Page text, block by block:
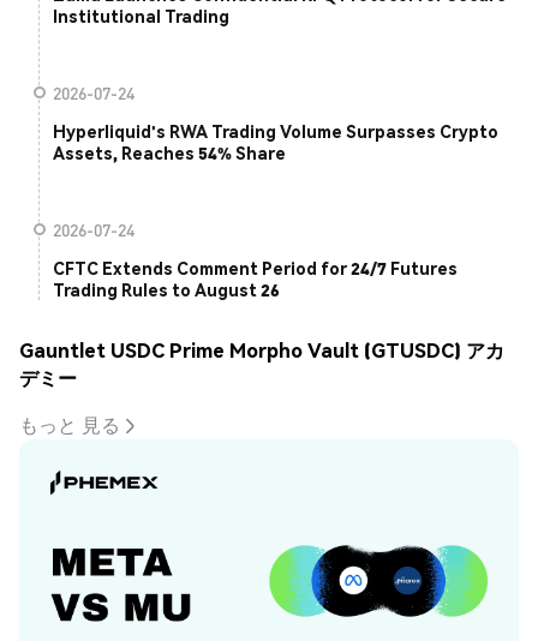
Institutional Trading
2026-07-24
Hyperliquid's RWA Trading Volume Surpasses Crypto
Assets, Reaches 54% Share
2026-07-24
CFTC Extends Comment Period for 24/7 Futures
Trading Rules to August 26
Gauntlet USDC Prime Morpho Vault (GTUSDC) アカ
デミー
もっと 見る